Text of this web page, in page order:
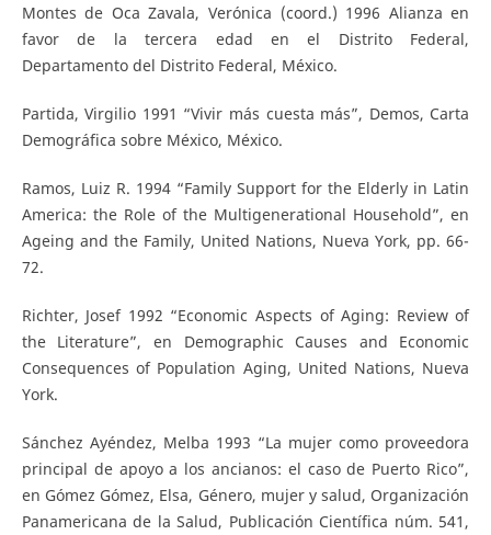
Montes de Oca Zavala, Verónica (coord.) 1996 Alianza en
favor de la tercera edad en el Distrito Federal,
Departamento del Distrito Federal, México.
Partida, Virgilio 1991 “Vivir más cuesta más”, Demos, Carta
Demográfica sobre México, México.
Ramos, Luiz R. 1994 “Family Support for the Elderly in Latin
America: the Role of the Multigenerational Household”, en
Ageing and the Family, United Nations, Nueva York, pp. 66-
72.
Richter, Josef 1992 “Economic Aspects of Aging: Review of
the Literature”, en Demographic Causes and Economic
Consequences of Population Aging, United Nations, Nueva
York.
Sánchez Ayéndez, Melba 1993 “La mujer como proveedora
principal de apoyo a los ancianos: el caso de Puerto Rico”,
en Gómez Gómez, Elsa, Género, mujer y salud, Organización
Panamericana de la Salud, Publicación Científica núm. 541,